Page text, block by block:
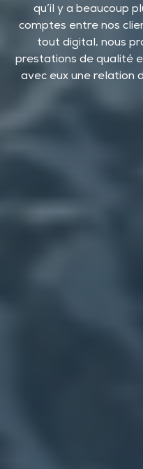
qu’il y a beaucoup
comptes entre nos
tout digital, nous
prestations de qualité
avec eux une relation